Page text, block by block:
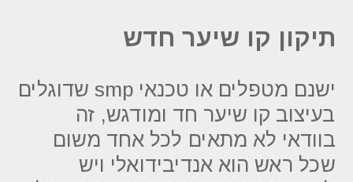
תיקון קו שיער חדש
ישנם מטפלים או טכנאי smp שדוגלים
בעיצוב קו שיער חד ומודגש, זה
בוודאי לא מתאים לכל אחד משום
שכל ראש הוא אנדיבידואלי ויש